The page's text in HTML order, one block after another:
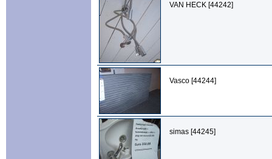
VAN HECK [44242]
Vasco [44244]
simas [44245]